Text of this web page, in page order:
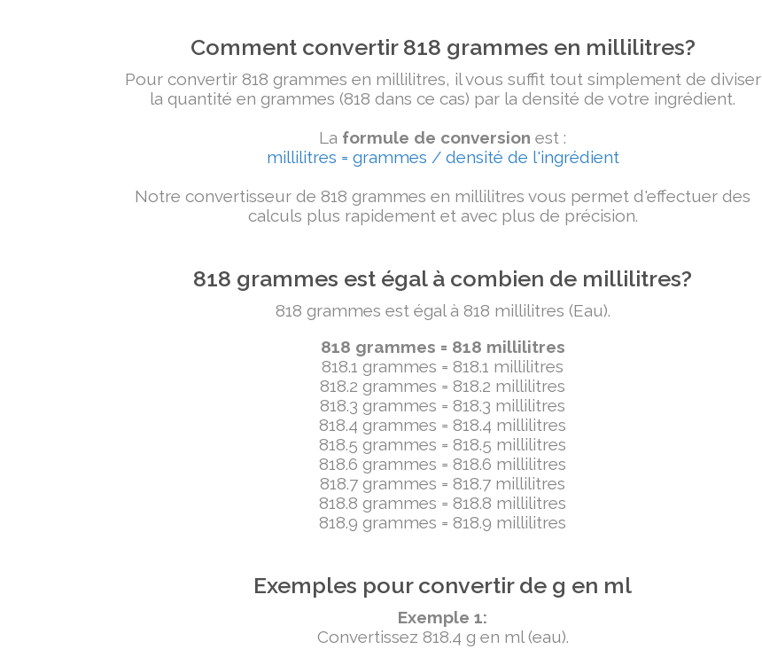
Comment convertir 818 grammes en millilitres?
Pour convertir 818 grammes en millilitres, il vous suffit tout simplement de diviser
la quantité en grammes (818 dans ce cas) par la densité de votre ingrédient.
La formule de conversion est :
millilitres = grammes / densité de l'ingrédient
Notre convertisseur de 818 grammes en millilitres vous permet d'effectuer des
calculs plus rapidement et avec plus de précision.
818 grammes est égal à combien de millilitres?
818 grammes est égal à 818 millilitres (Eau).
818 grammes = 818 millilitres
818.1 grammes = 818.1 millilitres
818.2 grammes = 818.2 millilitres
818.3 grammes = 818.3 millilitres
818.4 grammes = 818.4 millilitres
818.5 grammes = 818.5 millilitres
818.6 grammes = 818.6 millilitres
818.7 grammes = 818.7 millilitres
818.8 grammes = 818.8 millilitres
818.9 grammes = 818.9 millilitres
Exemples pour convertir de g en ml
Exemple 1:
Convertissez 818.4 g en ml (eau).